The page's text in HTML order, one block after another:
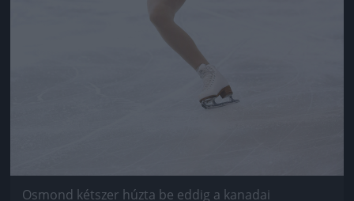
Osmond kétszer húzta be eddig a kanadai